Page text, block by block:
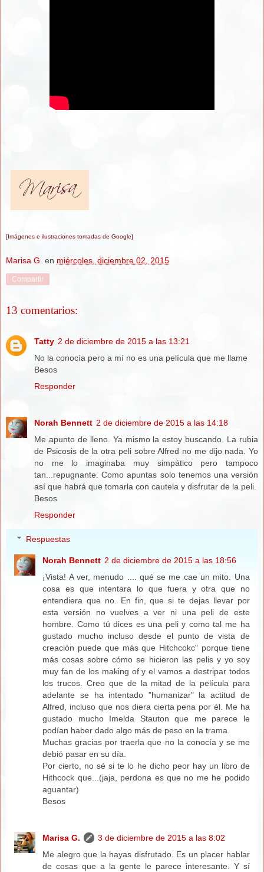
[Imágenes e ilustraciones tomadas de Google]
Marisa G. en miércoles, diciembre 02, 2015
Compartir
13 comentarios:
Tatty 2 de diciembre de 2015 a las 13:21
No la conocía pero a mí no es una película que me llame
Besos
Responder
Norah Bennett 2 de diciembre de 2015 a las 14:18
Me apunto de lleno. Ya mismo la estoy buscando. La rubia
de Psicosis de la otra peli sobre Alfred no me dijo nada. Yo
no me lo imaginaba muy simpático pero tampoco
tan...repugnante. Como apuntas solo tenemos una versión
así que habrá que tomarla con cautela y disfrutar de la peli.
Besos
Responder
Respuestas
Norah Bennett 2 de diciembre de 2015 a las 18:56
¡Vista! A ver, menudo .... qué se me cae un mito. Una
cosa es que intentara lo que fuera y otra que no
entendiera que no. En fin, que si te dejas llevar por
esta versión no vuelves a ver ni una peli de este
hombre. Como tú dices es una peli y como tal me ha
gustado mucho incluso desde el punto de vista de
creación puede que más que Hitchcokc" porque tiene
más cosas sobre cómo se hicieron las pelis y yo soy
muy fan de los making of y el vamos a destripar todos
los trucos. Creo que de la mitad de la película para
adelante se ha intentado "humanizar" la actitud de
Alfred, incluso que nos diera cierta pena por él. Me ha
gustado mucho Imelda Stauton que me parece le
podían haber dado algo más de peso en la trama.
Muchas gracias por traerla que no la conocía y se me
debió pasar en su día.
Por cierto, no sé si te lo he dicho peor hay un libro de
Hithcock que...(jaja, perdona es que no me he podido
aguantar)
Besos
Marisa G.
3 de diciembre de 2015 a las 8:02
Me alegro que la hayas disfrutado. Es un placer hablar
de cosas que a la gente le parece interesante. Y sí